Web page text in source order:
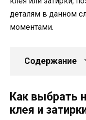
деталям в данном
моментами.
Содержание
Как выбрать
клея и